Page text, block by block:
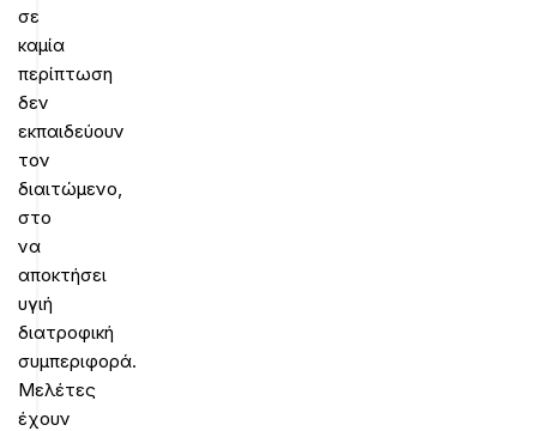
σε
καμία
περίπτωση
δεν
εκπαιδεύουν
τον
διαιτώμενο,
στο
να
αποκτήσει
υγιή
διατροφική
συμπεριφορά.
Μελέτες
έχουν